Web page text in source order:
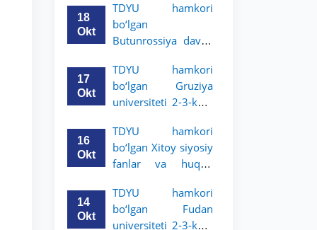
bosqich talabalari
uchun akademik
mobillik dasturini
18
Okt
TDYU hamkori
bo‘lgan
Butunrossiya davlat
3-kurs talabalari
uchun akademik
mobillik dasturini
17
Okt
TDYU hamkori
bo‘lgan Gruziya
universiteti 2-3-kurs
akademik mobillik
dasturini e’lon qildi
16
Okt
TDYU hamkori
bo‘lgan Xitoy siyosiy
fanlar va huquq
talabalari uchun
akademik mobillik
14
Okt
TDYU hamkori
bo‘lgan Fudan
universiteti 2-3-kurs